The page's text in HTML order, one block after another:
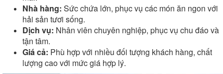
Nhà hàng: Sức chứa lớn, phục vụ các món ăn ngon với
hải sản tươi sống.
Dịch vụ: Nhân viên chuyên nghiệp, phục vụ chu đáo và
tận tâm.
Giá cả: Phù hợp với nhiều đối tượng khách hàng, chất
lượng cao với mức giá hợp lý.